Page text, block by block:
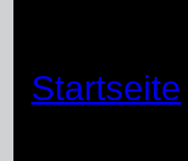
Startseite